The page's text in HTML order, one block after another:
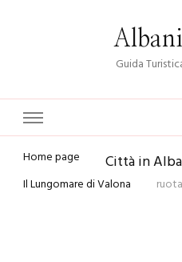
Guida
Home page Città in
Il Lungomare di Valona